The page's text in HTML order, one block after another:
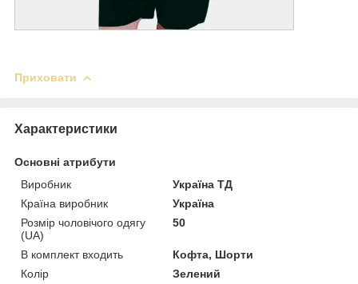
Приховати
Характеристики
Основні атрибути
Виробник
Україна ТД
Країна виробник
Україна
Розмір чоловічого одягу
(UA)
50
В комплект входить
Кофта, Шорти
Колір
Зелений